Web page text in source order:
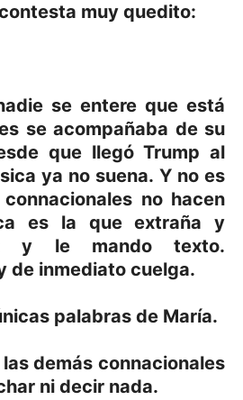
muy quedito:
se entere que está
se acompañaba de su
que llegó Trump al
ya no suena. Y no es
no hacen
es la que extraña y
y le mando texto.
de inmediato cuelga.
palabras de María.
demás connacionales
ni decir nada.